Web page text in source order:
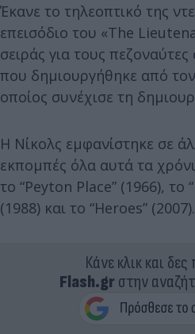
Έκανε το τηλεοπτικό της
επεισόδιο του «The
σειράς για τους
που δημιουργήθηκε από
οποίος συνέχισε τη
Η Νίκολς εμφανίστηκε σε
εκπομπές όλα αυτά τα
το “Peyton Place” (1966), το
(1988) και το “Heroes” (2007).
Κάνε κλικ και
Flash.grστην